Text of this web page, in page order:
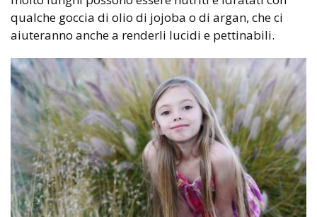
qualche goccia di olio di jojoba o di argan, che ci
aiuteranno anche a renderli lucidi e pettinabili.